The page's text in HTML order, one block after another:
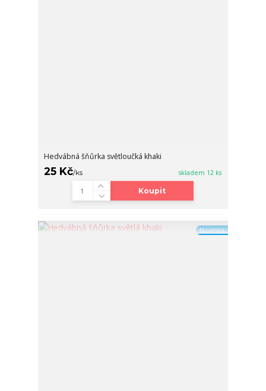
Hedvábná šňůrka světloučká khaki
25 Kč/ks skladem 12 ks
Koupit
Novinka